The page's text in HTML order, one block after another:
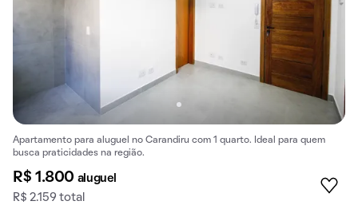
Apartamento para aluguel no Carandiru com 1 quarto. Ideal para quem
busca praticidades na região.
R$ 1.800 aluguel
R$ 2.159 total